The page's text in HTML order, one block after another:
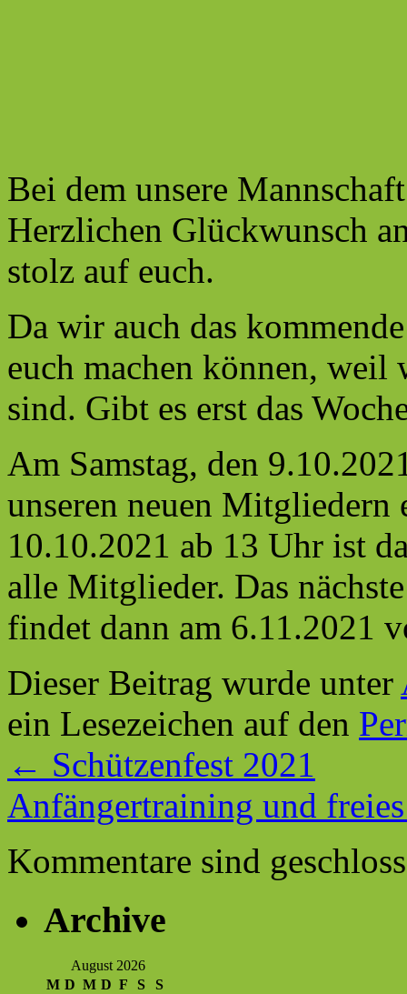
Bei dem unsere
Herzlichen Glückwunsch
stolz auf euch.
Da wir auch das
euch machen können,
sind. Gibt es erst das
Am Samstag, den
unseren neuen
10.10.2021 ab 13 Uhr ist
alle Mitglieder. Das
findet dann am 6.11.2021
Dieser Beitrag wurde unter
ein Lesezeichen auf den
← Schützenfest 2021
Anfängertraining und
Kommentare sind
Archive
August 2026
M D M D F S
S